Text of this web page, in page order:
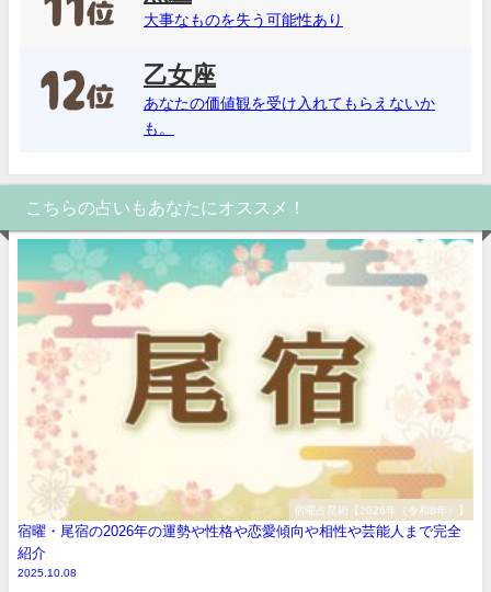
大事なものを失う可能性あり
乙女座
あなたの価値観を受け入れてもらえないか
も。
こちらの占いもあなたにオススメ！
宿曜占星術【2026年（令和8年）】
宿曜・尾宿の2026年の運勢や性格や恋愛傾向や相性や芸能人まで完全
紹介
2025.10.08